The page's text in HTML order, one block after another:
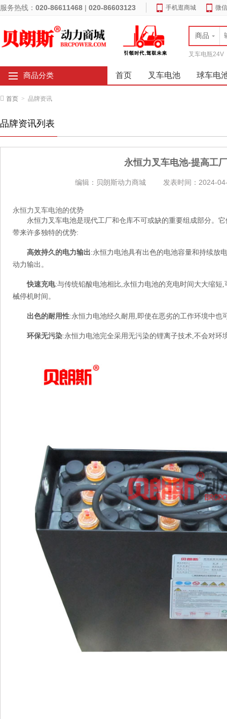
服务热线： 020-86611468 | 020-86603123 手机逛商城 微
商品
叉车电瓶24V
商品分类 首页 叉车电池 球车电
首页 > 品牌资讯
品牌资讯列表
永恒力叉车电池-提高工
编辑：贝朗斯动力商城 发表时间：2024-
永恒力叉车电池的优势
永恒力叉车电池是现代工厂和仓库不可或缺的重要组成部分。
带来许多独特的优势:
高效持久的电力输出:永恒力电池具有出色的电池容量和持续放
动力输出。
快速充电:与传统铅酸电池相比,永恒力电池的充电时间大大缩
械停机时间。
出色的耐用性:永恒力电池经久耐用,即使在恶劣的工作环境中也
环保无污染:永恒力电池完全采用无污染的锂离子技术,不会对环